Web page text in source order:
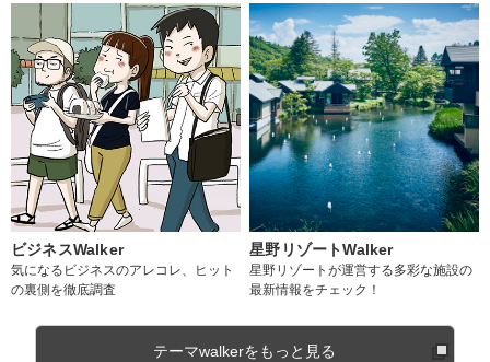
ビジネスWalker
気になるビジネスのアレコレ、ヒット
の裏側を徹底調査
星野リゾートWalker
星野リゾートが運営する多彩な施設の
最新情報をチェック！
テーマwalkerをもっと見る